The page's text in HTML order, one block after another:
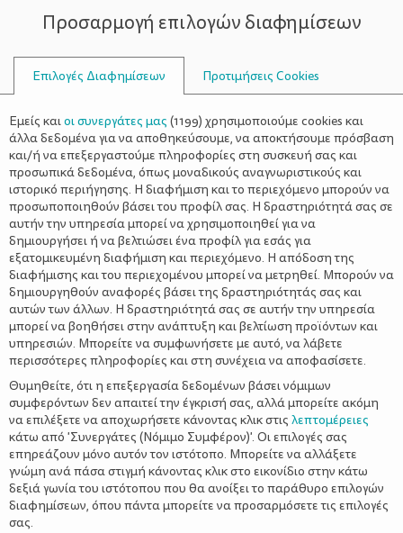
ΣΥΜΒΟΥΛΟΙ
ΓΟΝΈΑΣ ΜΌΝΟΣ
Μονογονεϊκή οικογένεια - Δύο ρόλοι
ένα πρόσωπο
Προσαρμογή επιλογών διαφημίσεων
Επιλογές Διαφημίσεων Προτιμήσεις Cookies
Εμείς καιοι συνεργάτες μας (1199) χρησιμοποιούμε cookies και
άλλα δεδομένα για να αποθηκεύσουμε, να αποκτήσουμε πρόσβαση
και/ή να επεξεργαστούμε πληροφορίες στη συσκευή σας και
προσωπικά δεδομένα, όπως μοναδικούς αναγνωριστικούς και
ιστορικό περιήγησης. Η διαφήμιση και το περιεχόμενο μπορούν να
προσωποποιηθούν βάσει του προφίλ σας. Η δραστηριότητά σας σε
αυτήν την υπηρεσία μπορεί να χρησιμοποιηθεί για να
δημιουργήσει ή να βελτιώσει ένα προφίλ για εσάς για
εξατομικευμένη διαφήμιση και περιεχόμενο. Η απόδοση της
διαφήμισης και του περιεχομένου μπορεί να μετρηθεί. Μπορούν να
δημιουργηθούν αναφορές βάσει της δραστηριότητάς σας και
αυτών των άλλων. Η δραστηριότητά σας σε αυτήν την υπηρεσία
μπορεί να βοηθήσει στην ανάπτυξη και βελτίωση προϊόντων και
υπηρεσιών. Μπορείτε να συμφωνήσετε με αυτό, να λάβετε
περισσότερες πληροφορίες και στη συνέχεια να αποφασίσετε.
Θυμηθείτε, ότι η επεξεργασία δεδομένων βάσει νόμιμων
συμφερόντων δεν απαιτεί την έγκρισή σας, αλλά μπορείτε ακόμη
να επιλέξετε να αποχωρήσετε κάνοντας κλικ στις λεπτομέρειες
κάτω από 'Συνεργάτες (Νόμιμο Συμφέρον)'. Οι επιλογές σας
επηρεάζουν μόνο αυτόν τον ιστότοπο. Μπορείτε να αλλάξετε
γνώμη ανά πάσα στιγμή κάνοντας κλικ στο εικονίδιο στην κάτω
δεξιά γωνία του ιστότοπου που θα ανοίξει το παράθυρο επιλογών
διαφημίσεων, όπου πάντα μπορείτε να προσαρμόσετε τις επιλογές
σας.